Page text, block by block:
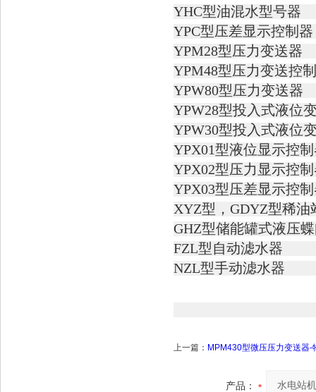
YHC型油混水型号器
YPC型压差显示控制器
YPM28型压力变送器
YPM48型压力变送控
YPW80型压力变送器
YPW28型投入式液位
YPW30型投入式液位
YPX01型液位显示控
YPX02型压力显示控
YPX03型压差显示控
XYZ型， GDYZ型稀油
GHZ型储能罐式液压
FZL型自动滤水器
NZL型手动滤水器
上一篇： MPM430型微压压力变送器-
产品：